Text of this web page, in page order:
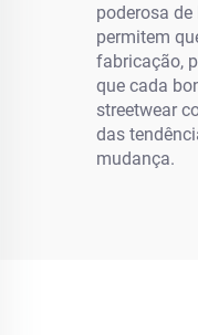
poderosa
permitem
fabricação,
que cada
streetwear
das
mudança.